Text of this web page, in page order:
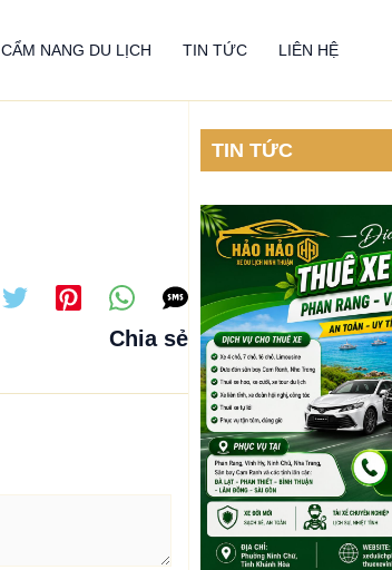
CẨM NANG DU LỊCH TIN TỨC LIÊN HỆ
Chia sẻ
TIN TỨC